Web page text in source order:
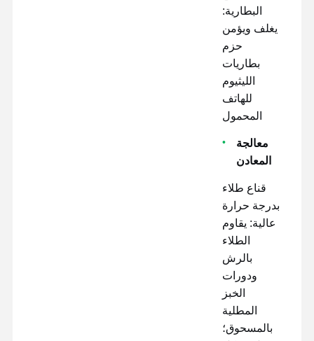
البطارية:
يغلف ويؤمن
حزم
بطاريات
الليثيوم
للهاتف
المحمول
معالجة
المعادن
قناع طلاء
بدرجة حرارة
عالية: يقاوم
الطلاء
بالرش
ودورات
الخبز
المطلية
بالمسحوق؛